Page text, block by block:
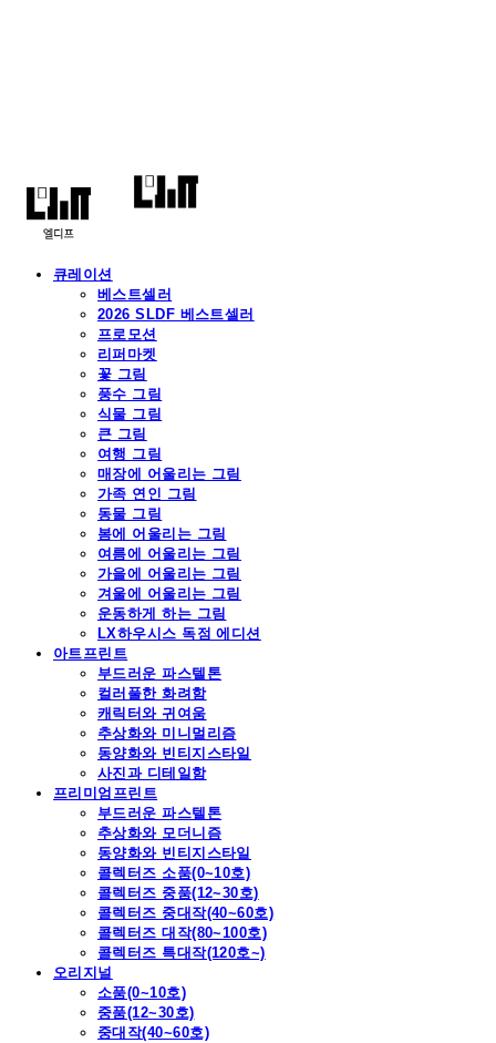
큐레이션
베스트셀러
2026 SLDF 베스트셀러
프로모션
리퍼마켓
꽃 그림
풍수 그림
식물 그림
큰 그림
여행 그림
매장에 어울리는 그림
가족 연인 그림
동물 그림
봄에 어울리는 그림
여름에 어울리는 그림
가을에 어울리는 그림
겨울에 어울리는 그림
운동하게 하는 그림
LX하우시스 독점 에디션
아트프린트
부드러운 파스텔톤
컬러풀한 화려함
캐릭터와 귀여움
추상화와 미니멀리즘
동양화와 빈티지스타일
사진과 디테일함
프리미엄프린트
부드러운 파스텔톤
추상화와 모더니즘
동양화와 빈티지스타일
콜렉터즈 소품(0~10호)
콜렉터즈 중품(12~30호)
콜렉터즈 중대작(40~60호)
콜렉터즈 대작(80~100호)
콜렉터즈 특대작(120호~)
오리지널
소품(0~10호)
중품(12~30호)
중대작(40~60호)